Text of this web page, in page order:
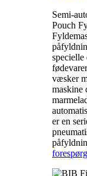
Semi-
Pouch
specielle
væsker
maskine
er en